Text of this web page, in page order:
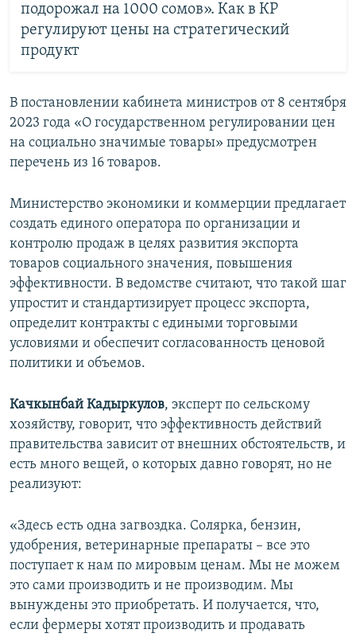
подорожал на 1000 сомов». Как в КР
регулируют цены на стратегический
продукт
В постановлении кабинета министров от 8 сентября
2023 года «О государственном регулировании цен
на социально значимые товары» предусмотрен
перечень из 16 товаров.
Министерство экономики и коммерции предлагает
создать единого оператора по организации и
контролю продаж в целях развития экспорта
товаров социального значения, повышения
эффективности. В ведомстве считают, что такой шаг
упростит и стандартизирует процесс экспорта,
определит контракты с едиными торговыми
условиями и обеспечит согласованность ценовой
политики и объемов.
Качкынбай Кадыркулов, эксперт по сельскому
хозяйству, говорит, что эффективность действий
правительства зависит от внешних обстоятельств, и
есть много вещей, о которых давно говорят, но не
реализуют:
«Здесь есть одна загвоздка. Солярка, бензин,
удобрения, ветеринарные препараты – все это
поступает к нам по мировым ценам. Мы не можем
это сами производить и не производим. Мы
вынуждены это приобретать. И получается, что,
если фермеры хотят производить и продавать